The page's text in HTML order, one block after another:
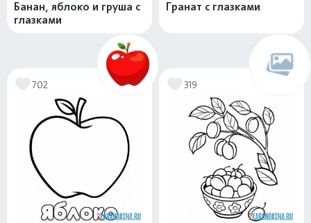
Банан, яблоко и груша с
глазками
Гранат с глазками
702 319